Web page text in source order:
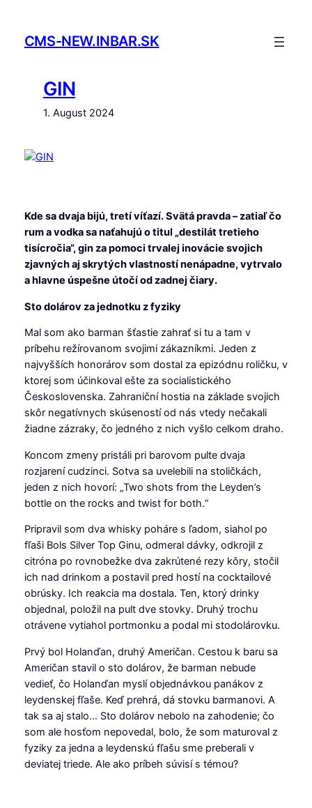
contentCMS-NEW.INBAR.SK
GIN
1. August 2024
Kde sa dvaja bijú, tretí víťazí. Svätá pravda – zatiaľ čo
rum a vodka sa naťahujú o titul „destilát tretieho
tisícročia“, gin za pomoci trvalej inovácie svojich
zjavných aj skrytých vlastností nenápadne, vytrvalo
a hlavne úspešne útočí od zadnej čiary.
Sto dolárov za jednotku z fyziky
Mal som ako barman šťastie zahrať si tu a tam v
príbehu režírovanom svojimi zákazníkmi. Jeden z
najvyšších honorárov som dostal za epizódnu roličku, v
ktorej som účinkoval ešte za socialistického
Československa. Zahraniční hostia na základe svojich
skôr negatívnych skúseností od nás vtedy nečakali
žiadne zázraky, čo jedného z nich vyšlo celkom draho.
Koncom zmeny pristáli pri barovom pulte dvaja
rozjarení cudzinci. Sotva sa uvelebili na stoličkách,
jeden z nich hovorí: „Two shots from the Leyden’s
bottle on the rocks and twist for both.“
Pripravil som dva whisky poháre s ľadom, siahol po
fľaši Bols Silver Top Ginu, odmeral dávky, odkrojil z
citróna po rovnobežke dva zakrútené rezy kôry, stočil
ich nad drinkom a postavil pred hostí na cocktailové
obrúsky. Ich reakcia ma dostala. Ten, ktorý drinky
objednal, položil na pult dve stovky. Druhý trochu
otrávene vytiahol portmonku a podal mi stodolárovku.
Prvý bol Holanďan, druhý Američan. Cestou k baru sa
Američan stavil o sto dolárov, že barman nebude
vedieť, čo Holanďan myslí objednávkou panákov z
leydenskej fľaše. Keď prehrá, dá stovku barmanovi. A
tak sa aj stalo… Sto dolárov nebolo na zahodenie; čo
som ale hosťom nepovedal, bolo, že som maturoval z
fyziky za jedna a leydenskú fľašu sme preberali v
deviatej triede. Ale ako príbeh súvisí s témou?